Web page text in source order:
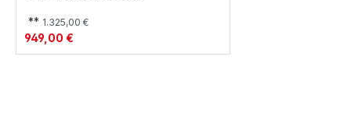
** 1.325,00 €
949,00 €